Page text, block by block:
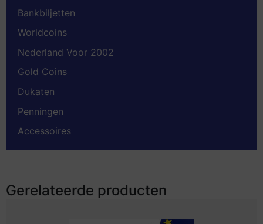
Bankbiljetten
Worldcoins
Nederland Voor 2002
Gold Coins
Dukaten
Penningen
Accessoires
Gerelateerde producten